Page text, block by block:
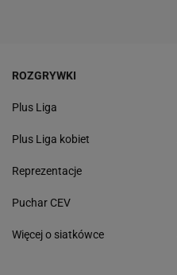
ROZGRYWKI
Plus Liga
Plus Liga kobiet
Reprezentacje
Puchar CEV
Więcej o siatkówce